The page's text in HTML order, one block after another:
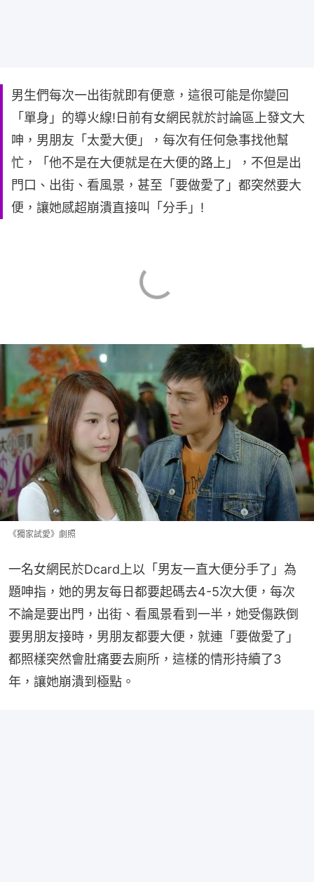
男生們每次一出街就即有便意，這很可能是你變回
「單身」的導火線!日前有女網民就於討論區上發文大
呻，男朋友「太愛大便」，每次有任何急事找他幫
忙，「他不是在大便就是在大便的路上」，不但是出
門口、出街、看風景，甚至「要做愛了」都突然要大
便，讓她感超崩潰直接叫「分手」!
《獨家試愛》劇照
一名女網民於Dcard上以「男友一直大便分手了」為
題呻指，她的男友每日都要起碼去4-5次大便，每次
不論是要出門，出街、看風景看到一半，她受傷跌倒
要男朋友接時，男朋友都要大便，就連「要做愛了」
都照樣突然會肚痛要去廁所，這樣的情形持續了3
年，讓她崩潰到極點。